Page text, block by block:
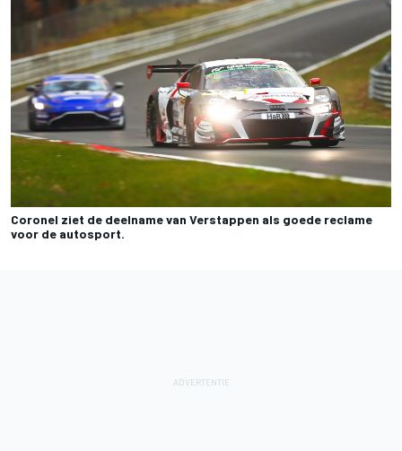
Coronel ziet de deelname van Verstappen als goede reclame
voor de autosport.